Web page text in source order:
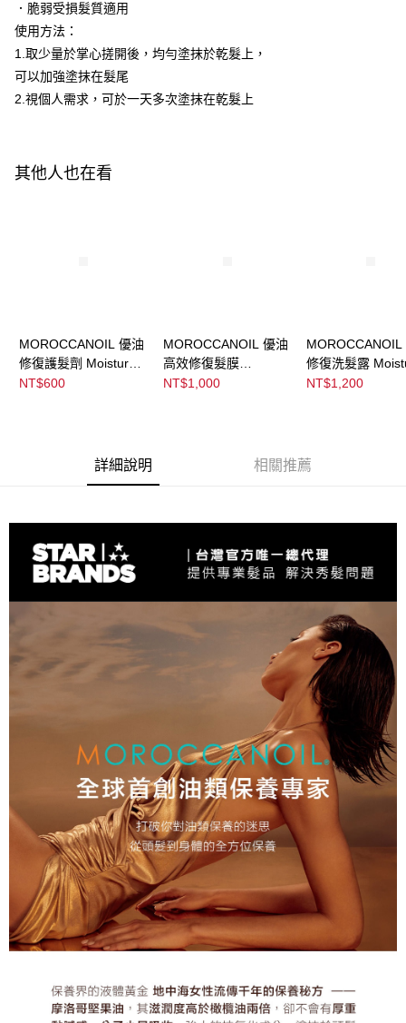
２．訂單成立數日內，您將收到繳費通知簡訊。
３．收到繳費通知簡訊後14天內，點擊此簡訊中的連結，可透過四大超商／
ATM／網路銀行／等多元方式進行付款，方視為交易完成。
※ 請注意：結帳手續完成當下不需立刻繳費，但若您需要取消訂單，請聯絡
購買商品的店家。未經商家同意取消之訂單仍視為有效，需透過AFTEE先享
後付繳納相關費用。
【注意事項】
時審查核予不同之上限額度；若仍有額度不足之情形，本公司將視審查結果
請求用戶進行身份認證。
恩沛科技股份有限公司將有權停止該用戶之使用額度並採取法律行動。
付款後7-11取貨
每筆NT$100，滿NT$3,000(含以上)免運費
宅配
每筆NT$120，滿NT$3,000(含以上)免運費
每筆NT$320，滿NT$3,000(含以上)免運費
．脆弱受損髮質適用
使用方法：
1.取少量於掌心搓開後，均勻塗抹於乾髮上，
可以加強塗抹在髮尾
2.視個人需求，可於一天多次塗抹在乾髮上
其他人也在看
MOROCCANOIL 優油
修復護髮劑 Moisture
Repair Conditioner
NT$600
MOROCCANOIL 優油
高效修復髮膜
Restorative Hair Mask
NT$1,000
MOROCCANOIL
修復洗髮露
Repair Shampoo
NT$1,200
詳細說明 相關推薦